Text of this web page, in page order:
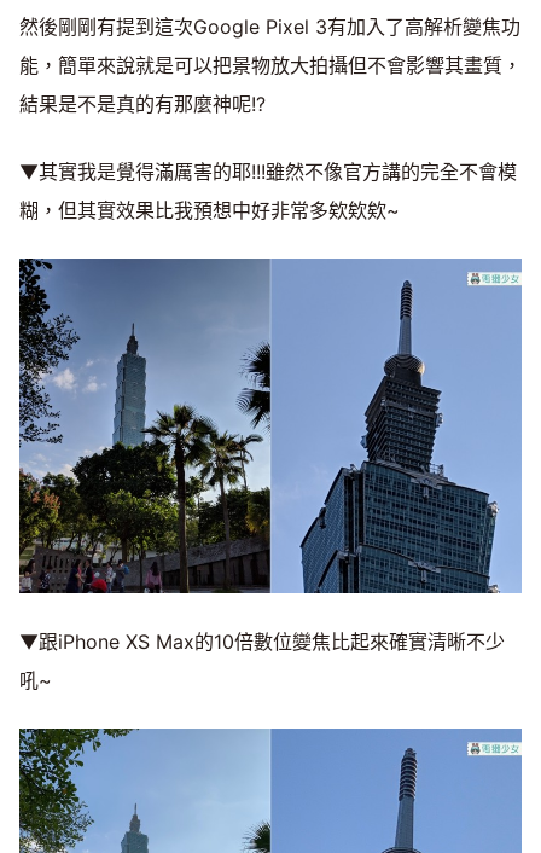
然後剛剛有提到這次Google Pixel 3有加入了高解析變焦功
能，簡單來說就是可以把景物放大拍攝但不會影響其畫質，
結果是不是真的有那麼神呢!?
▼其實我是覺得滿厲害的耶!!!雖然不像官方講的完全不會模
糊，但其實效果比我預想中好非常多欸欸欸~
▼跟iPhone XS Max的10倍數位變焦比起來確實清晰不少
吼~